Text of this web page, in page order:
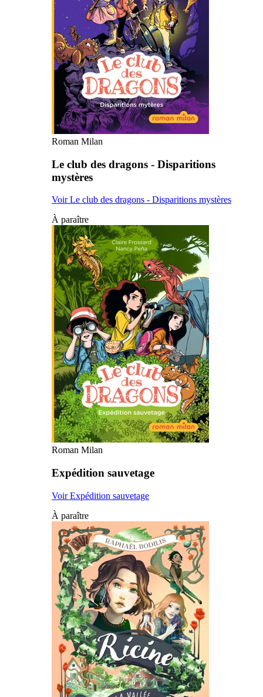
Roman Milan
Le club des dragons - Disparitions
mystères
Voir Le club des dragons - Disparitions mystères
À paraître
Roman Milan
Expédition sauvetage
Voir Expédition sauvetage
À paraître